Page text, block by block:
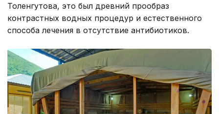
Толенгутова, это был древний прообраз
контрастных водных процедур и естественного
способа лечения в отсутствие антибиотиков.